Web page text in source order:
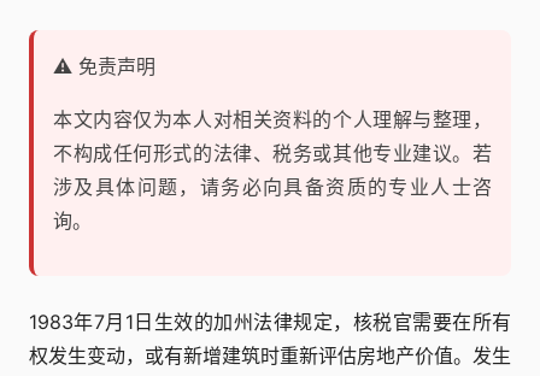
⚠️ 免责声明
本文内容仅为本人对相关资料的个人理解与整理，
不构成任何形式的法律、税务或其他专业建议。若
涉及具体问题，请务必向具备资质的专业人士咨
询。
1983年7月1日生效的加州法律规定，核税官需要在所有
权发生变动，或有新增建筑时重新评估房地产价值。发生